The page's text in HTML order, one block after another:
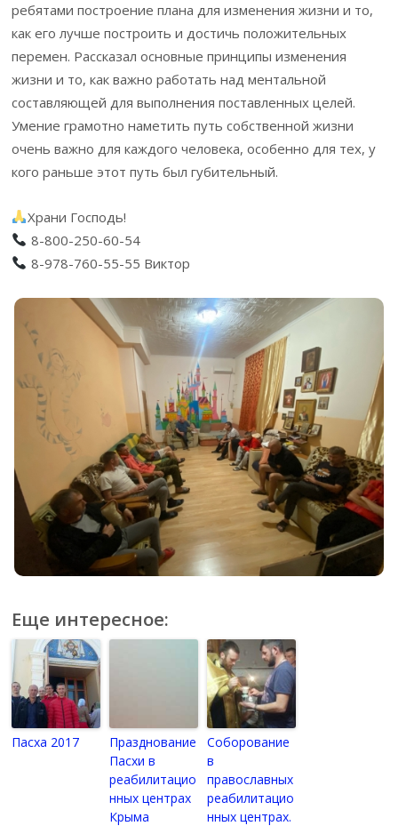
ребятами построение плана для изменения жизни и то,
как его лучше построить и достичь положительных
перемен. Рассказал основные принципы изменения
жизни и то, как важно работать над ментальной
составляющей для выполнения поставленных целей.
Умение грамотно наметить путь собственной жизни
очень важно для каждого человека, особенно для тех, у
кого раньше этот путь был губительный.
Храни Господь!
8-800-250-60-54
8-978-760-55-55 Виктор
Еще интересное:
Пасха 2017
Празднование
Пасхи в
реабилитацио
нных центрах
Крыма
Соборование
в
православных
реабилитацио
нных центрах.